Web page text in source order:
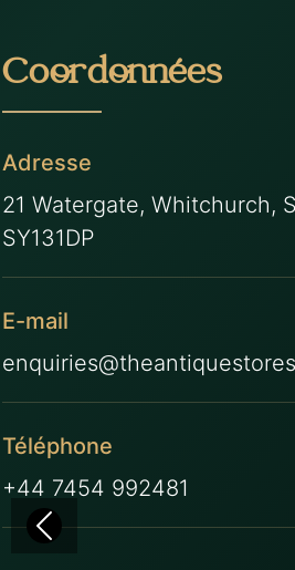
Coordonnées
Adresse
21 Watergate, Whitchurch,
SY131DP
E-mail
Téléphone
+44 7454 992481